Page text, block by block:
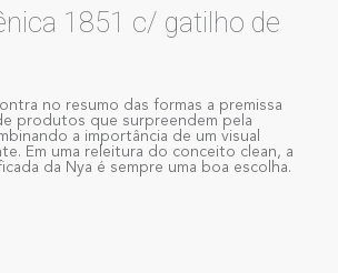
1851 c/ gatilho de
no resumo das formas a premissa
produtos que surpreendem pela
a importância de um visual
Em uma releitura do conceito clean, a
da Nya é sempre uma boa escolha.